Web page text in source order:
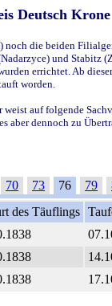
Deutsch Krone
die beiden
und
errichtet. Ab
worden.
weist auf folgende
dennoch zu
70 73 76 79
des Täuflings